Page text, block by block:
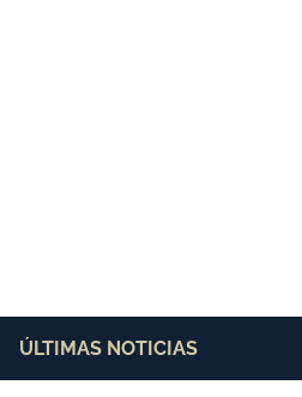
ÚLTIMAS NOTICIAS